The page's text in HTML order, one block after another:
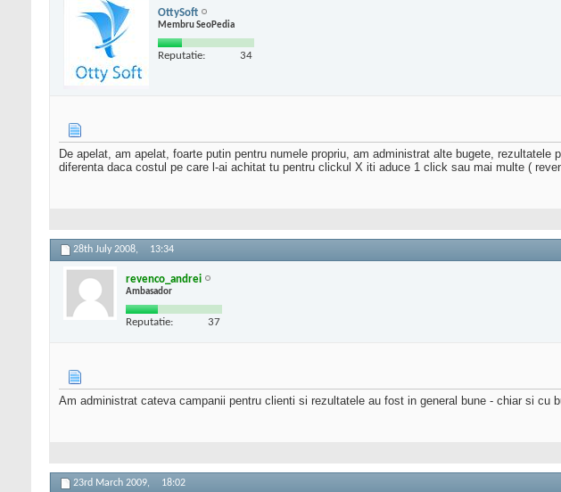
OttySoft
Membru SeoPedia
Reputatie: 34
De apelat, am apelat, foarte putin pentru numele propriu, am administrat alte bugete,
diferenta daca costul pe care l-ai achitat tu pentru clickul X iti aduce 1 click sau mai multe (
28th July 2008, 13:34
revenco_andrei
Ambasador
Reputatie: 37
Am administrat cateva campanii pentru clienti si rezultatele au fost in general bune - chiar si cu
23rd March 2009, 18:02